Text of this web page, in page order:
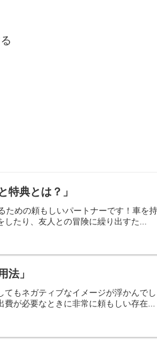
特典とは？」
めの頼もしいパートナーです！車を
たり、友人との冒険に繰り出すた...
法」
もネガティブなイメージが浮かんで
が必要なときに非常に頼もしい存在...